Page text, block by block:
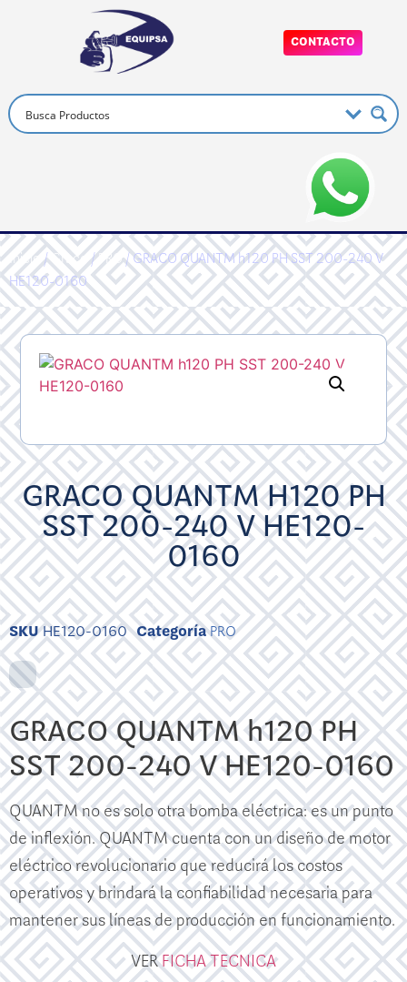
CONTACTO
Inicio/Graco/PRO/ GRACO QUANTM h120 PH SST 200-240 V
HE120-0160
GRACO QUANTM H120 PH
SST 200-240 V HE120-
0160
SKUHE120-0160 CategoríaPRO
GRACO QUANTM h120 PH
SST 200-240 V HE120-0160
QUANTM no es solo otra bomba eléctrica: es un punto
de inflexión. QUANTM cuenta con un diseño de motor
eléctrico revolucionario que reducirá los costos
operativos y brindará la confiabilidad necesaria para
mantener sus líneas de producción en funcionamiento.
VERFICHA TECNICA